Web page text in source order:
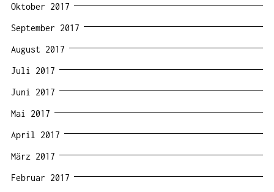
Oktober 2017
September 2017
August 2017
Juli 2017
Juni 2017
Mai 2017
April 2017
März 2017
Februar 2017